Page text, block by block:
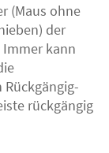
(Maus ohne
der
kann
rückgängig